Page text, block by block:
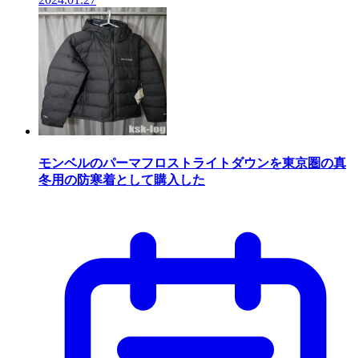
モンベルのパーマフロストライトダウンを東京圏の真
冬用の防寒着として購入した